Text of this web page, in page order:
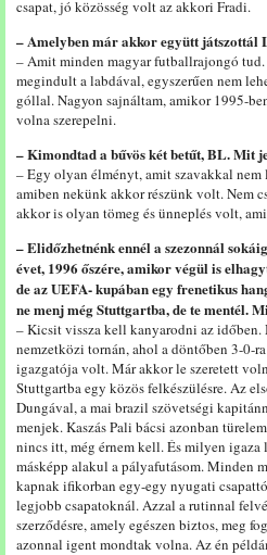
csapat, jó közösség volt az akkori Fradi.
– Amelyben már akkor együtt játszottál
– Amit minden magyar futballrajongó
megindult a labdával, egyszerűen nem
góllal. Nagyon sajnáltam, amikor 1995-
volna szerepelni.
– Kimondtad a bűvös két betűt, BL. Mit
– Egy olyan élményt, amit szavakkal
amiben nekünk akkor részünk volt. Nem
akkor is olyan tömeg és ünneplés volt,
– Elidőzhetnénk ennél a szezonnál
évet, 1996 őszére, amikor végül is
de az UEFA- kupában egy frenetikus
ne menj még Stuttgartba, de te mentél.
– Kicsit vissza kell kanyarodni az
nemzetközi tornán, ahol a döntőben 3-0-
igazgatója volt. Már akkor le szeretett
Stuttgartba egy közös felkészülésre. Az
Dungával, a mai brazil szövetségi
menjek. Kaszás Pali bácsi azonban
nincs itt, még érnem kell. És milyen
másképp alakul a pályafutásom. Minden
kapnak ifikorban egy-egy nyugati
legjobb csapatoknál. Azzal a rutinnal
szerződésre, amely egészen biztos, meg
azonnal igent mondtak volna. Az én